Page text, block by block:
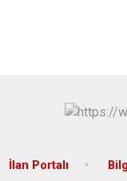
İlan Portalı